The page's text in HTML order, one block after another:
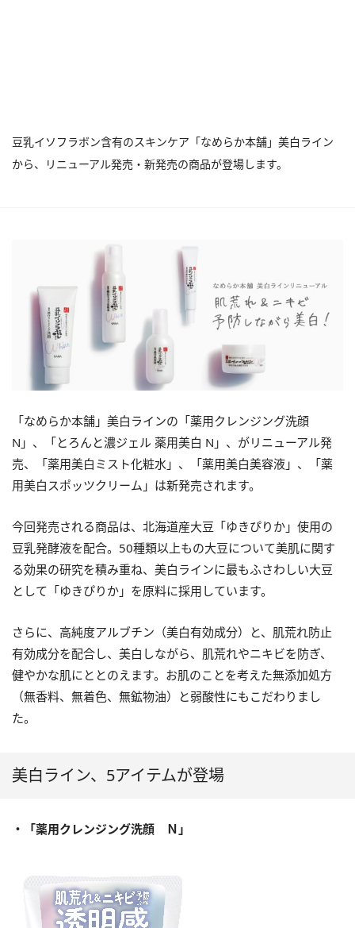
豆乳イソフラボン含有のスキンケア「なめらか本舗」美白ライン
から、リニューアル発売・新発売の商品が登場します。
「なめらか本舗」美白ラインの「薬用クレンジング洗顔
N」、「とろんと濃ジェル 薬用美白 N」、がリニューアル発
売、「薬用美白ミスト化粧水」、「薬用美白美容液」、「薬
用美白スポッツクリーム」は新発売されます。
今回発売される商品は、北海道産大豆「ゆきぴりか」使用の
豆乳発酵液を配合。50種類以上もの大豆について美肌に関す
る効果の研究を積み重ね、美白ラインに最もふさわしい大豆
として「ゆきぴりか」を原料に採用しています。
さらに、高純度アルブチン（美白有効成分）と、肌荒れ防止
有効成分を配合し、美白しながら、肌荒れやニキビを防ぎ、
健やかな肌にととのえます。お肌のことを考えた無添加処方
（無香料、無着色、無鉱物油）と弱酸性にもこだわりまし
た。
美白ライン、5アイテムが登場
・「薬用クレンジング洗顔 Ｎ」